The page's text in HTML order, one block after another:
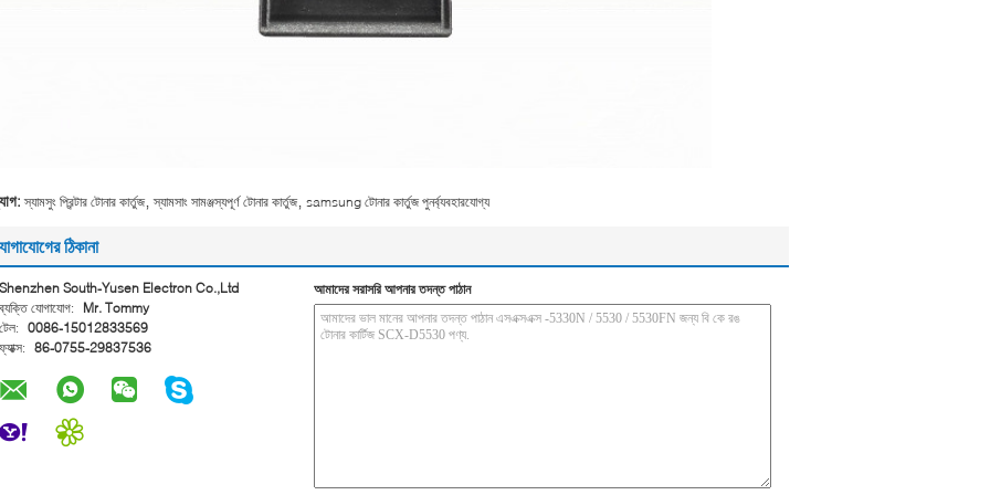
স্যামসুং প্রিন্টার টোনার কার্তুজ, স্যামসাং সামঞ্জস্যপূর্ণ টোনার কার্তুজ, samsung টোনার কার্তুজ পুনর্ব্যবহারযোগ্য
ঠিকানা
Shenzhen South-Yusen Electron Co.,Ltd
ব্যক্তি যোগাযোগ:
Mr. Tommy
টেল: 0086-15012833569
ফ্যাক্স: 86-0755-29837536
আমাদের সরাসরি আপনার তদন্ত পাঠান